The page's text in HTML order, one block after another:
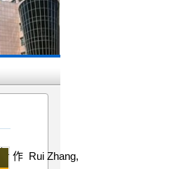
作 Rui Zhang,